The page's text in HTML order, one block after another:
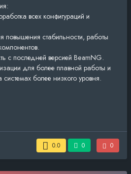
всех конфигураций и
повышения стабильности, работы
с последней версией BeamNG.
для более плавной работы и
более низкого уровня.
0.0 0 0